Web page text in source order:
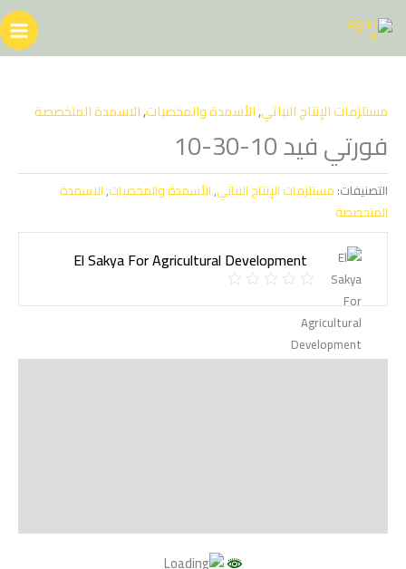
إلى
المحتوى
مستلزمات الإنتاج النباتي,الأسمدة والمخصبات,الاسمدة المتخصصة
فورتي فيد 10-30-10
التصنيفات: مستلزمات الإنتاج النباتي,الأسمدة والمخصبات,الاسمدة
المتخصصة
El Sakya For Agricultural Development ‏